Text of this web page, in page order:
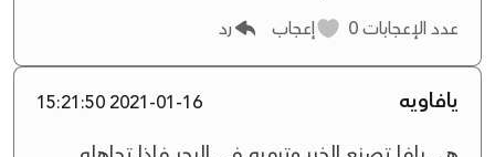
عدد الإعجابات إعجاب رد
يافاويه 2021-01-16 15:21:50